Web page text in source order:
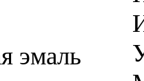
эмаль